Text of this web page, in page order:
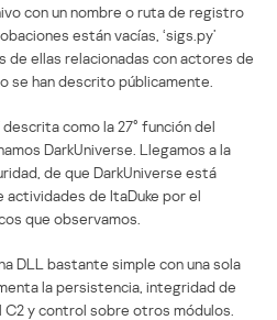
con un nombre o ruta de registro
están vacías, ‘sigs.py’
de ellas relacionadas con actores de
se han descrito públicamente.
como la 27° función del
DarkUniverse. Llegamos a la
de que DarkUniverse está
de ItaDuke por el
que observamos.
DLL bastante simple con una sola
la persistencia, integridad de
C2 y control sobre otros módulos.